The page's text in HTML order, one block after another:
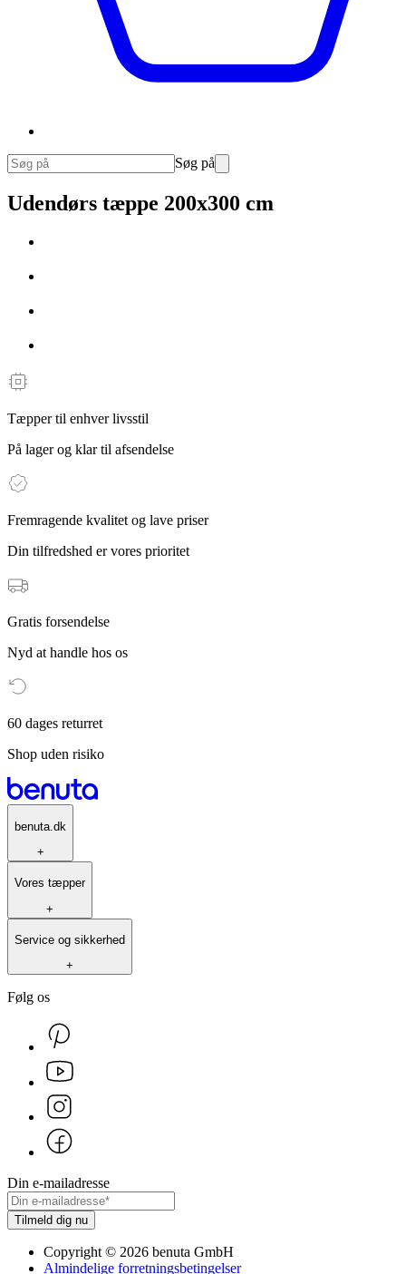
Søg på
Udendørs tæppe 200x300 cm
Tæpper til enhver livsstil
På lager og klar til afsendelse
Fremragende kvalitet og lave priser
Din tilfredshed er vores prioritet
Gratis forsendelse
Nyd at handle hos os
60 dages returret
Shop uden risiko
benuta.dk
+
Vores tæpper
+
Service og sikkerhed
+
Følg os
Din e-mailadresse
Tilmeld dig nu
Copyright© 2026 benuta GmbH
Almindelige forretningsbetingelser